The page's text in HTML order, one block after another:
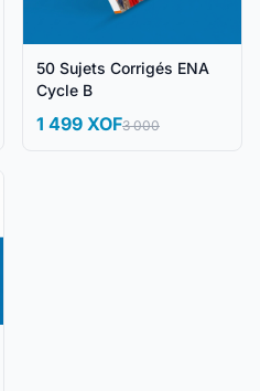
50 Sujets Corrigés ENA
Cycle B
1 499 XOF3 000